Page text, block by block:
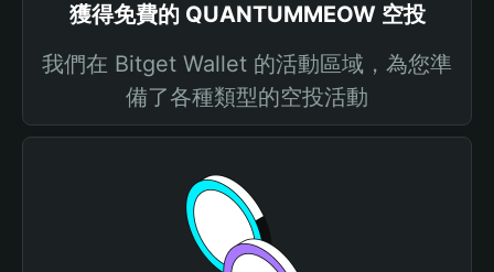
獲得免費的 QUANTUMMEOW 空投
我們在 Bitget Wallet 的活動區域，為您準
備了各種類型的空投活動